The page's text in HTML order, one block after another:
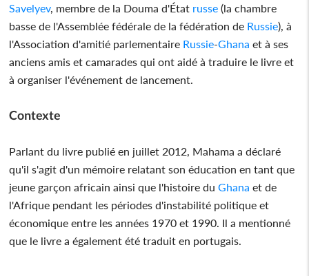
Savelyev, membre de la Douma d'État russe (la chambre
basse de l'Assemblée fédérale de la fédération de Russie), à
l'Association d'amitié parlementaire Russie-Ghana et à ses
anciens amis et camarades qui ont aidé à traduire le livre et
à organiser l'événement de lancement.
Contexte
Parlant du livre publié en juillet 2012, Mahama a déclaré
qu'il s'agit d'un mémoire relatant son éducation en tant que
jeune garçon africain ainsi que l'histoire duGhana et de
l'Afrique pendant les périodes d'instabilité politique et
économique entre les années 1970 et 1990. Il a mentionné
que le livre a également été traduit en portugais.